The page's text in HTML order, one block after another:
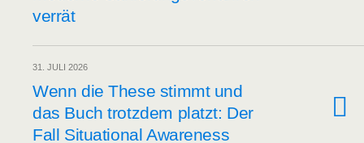
verrät
31. JULI 2026
Wenn die The­se stimmt und
das Buch trotz­dem platzt: Der
Fall Situa­tio­nal Awareness